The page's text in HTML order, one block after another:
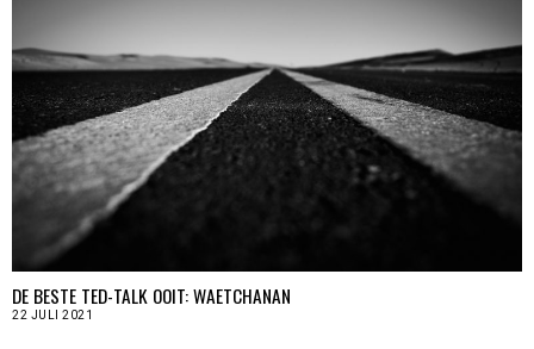
DE BESTE TED-TALK OOIT: WAETCHANAN
22 JULI 2021